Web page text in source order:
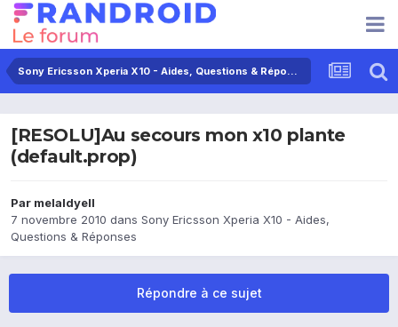
Sony Ericsson Xperia X10 - Aides, Questions & Réponses
[RESOLU]Au secours mon x10 plante
(default.prop)
Par melaldyell
7 novembre 2010 dans Sony Ericsson Xperia X10 - Aides,
Questions & Réponses
Répondre à ce sujet